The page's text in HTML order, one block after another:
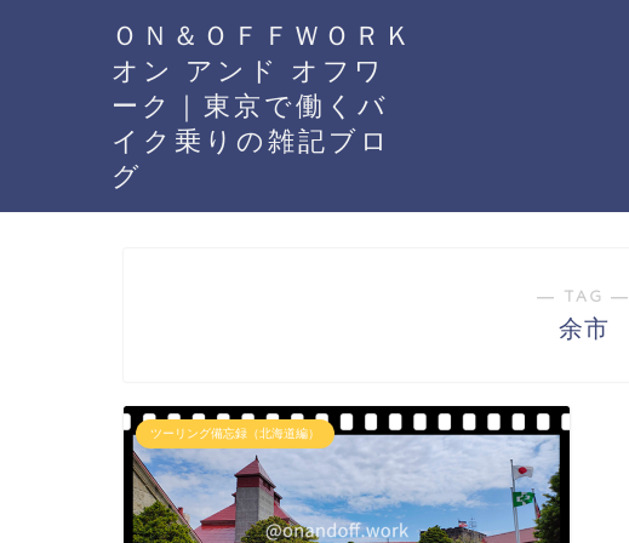
ＯＮ＆ＯＦＦＷＯＲＫ
オン アンド オフワ
ーク｜東京で働くバ
イク乗りの雑記ブロ
グ
― TAG ―
余市
ツーリング備忘録（北海道編）